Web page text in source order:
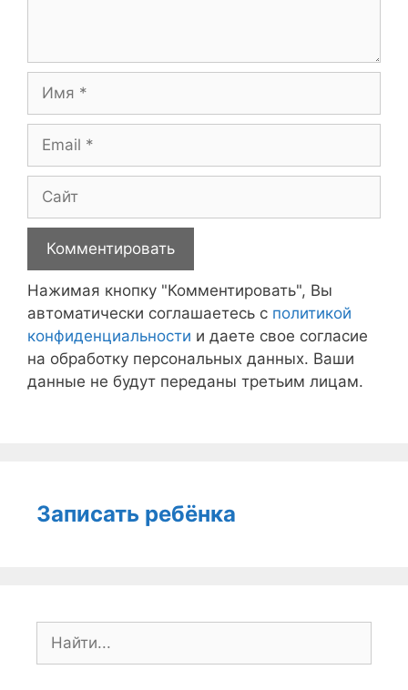
Нажимая кнопку "Комментировать", Вы
автоматически соглашаетесь с политикой
конфиденциальности и даете свое согласие
на обработку персональных данных. Ваши
данные не будут переданы третьим лицам.
Записать ребёнка
Поиск: